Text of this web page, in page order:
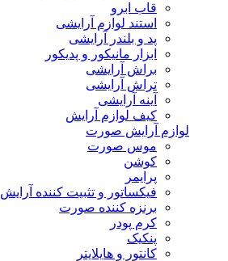
قاب ابرو
استند لوازم آرایشی
پد و بلندر آرایشی
ابزار مانیکور و پدیکور
براش آرایشی
تراش آرایشی
آینه آرایشی
کیف لوازم آرایش
لوازم آرایش صورت
موس صورت
کوشن
پرایمر
فیکساتور و تثبیت کننده آرایش
برنزه کننده صورت
کرم پودر
پنکیک
کانتور و هایلایتر